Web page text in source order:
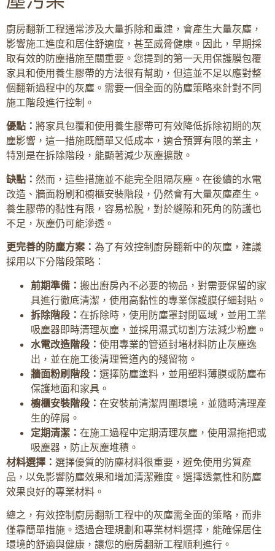
廚房翻新工程通常涉及大量拆除和重建，會產生大量灰塵，
影響施工進度和居住舒適度，甚至威脅健康。因此，早期採
取有效的防塵措施至關重要。您提到的第一天用保護膜包覆
家具和使用養生膠帶的方法很有幫助，但這並不足以應對整
個翻新過程中的灰塵。需要一個全面的防塵策略來針對不同
施工階段進行控制。
優點： 將家具包覆和使用養生膠帶可有效降低拆除初期的灰
塵影響，這一措施既簡單又低成本，適合預算有限的業主，
特別是在拆除階段，能顯著減少灰塵擴散。
缺點： 然而，這些措施並不能完全阻隔灰塵。在後續的水電
改造、牆面粉刷和櫥櫃安裝階段，仍然會有大量灰塵產生。
養生膠帶的黏性有限，容易松脫，對於縫隙和死角的防護也
不足，灰塵仍可能滲透。
更完善的防塵方案： 為了有效控制廚房翻新中的灰塵，建議
採用以下分階段策略：
前期準備： 搬出廚房內不必要的物品，對需要保留的家
具進行徹底清潔，使用高黏性的專業保護膜仔細封貼。
拆除階段： 在拆除時，使用防塵罩封閉區域，並用工業
吸塵器即時清理灰塵，並採用濕式切割方法減少粉塵。
水電改造階段： 使用專業的管道封堵材料防止灰塵逸
出，並在施工後清理管道內的殘留物。
牆面粉刷階段： 選擇防塵塗料，並用塑料薄膜或防塵布
保護地面和家具。
櫥櫃安裝階段： 在安裝前清潔周圍環境，並隨時清理產
生的碎屑。
定期清潔： 在施工過程中定期清理灰塵，使用濕拖把或
吸塵器，防止灰塵堆積。
材料選擇： 選擇優質的防塵材料很重要，避免使用劣質產
品，以免影響防塵效果和增加清潔難度。選擇透氣性和防塵
效果良好的專業材料。
總之，有效控制廚房翻新工程中的灰塵需全面的策略，而非
僅靠簡單措施。透過合理規劃和專業材料選擇，能確保居住
環境的舒適與健康，讓您的廚房翻新工程順利進行。